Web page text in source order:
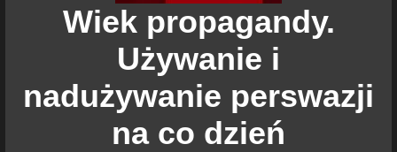
Wiek propagandy.
Używanie i
nadużywanie perswazji
na co dzień